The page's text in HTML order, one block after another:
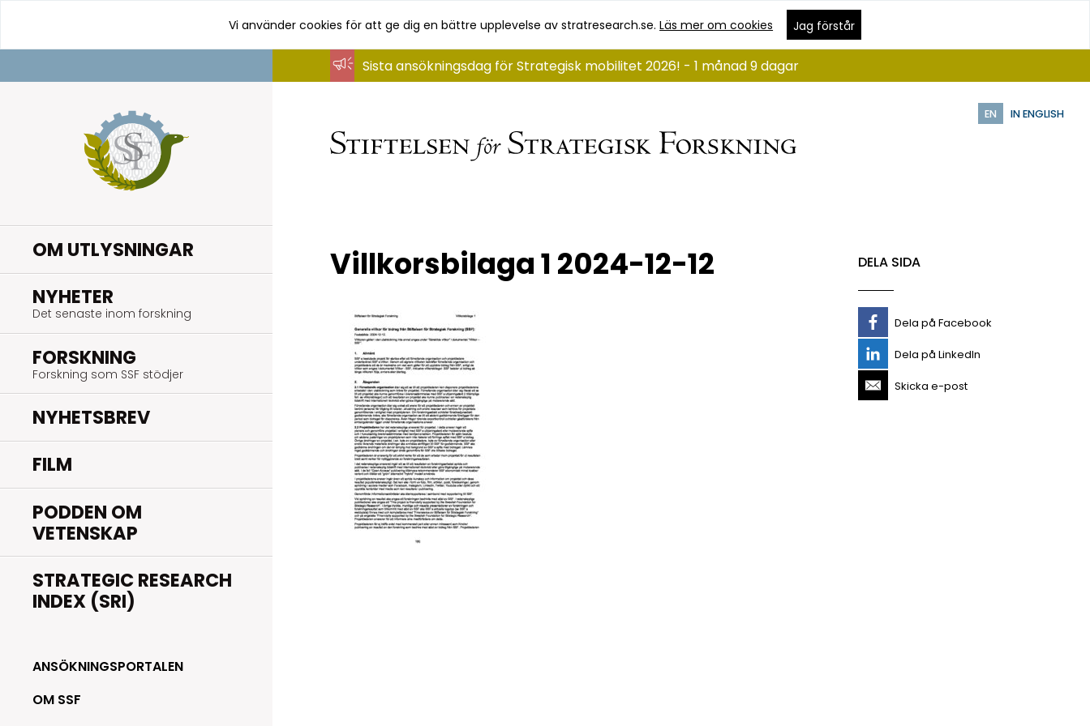
innehåll
Vi använder cookies för att ge dig en bättre upplevelse av stratresearch.se.Läs mer om cookies Jag förstår
EN IN ENGLISH
OM UTLYSNINGAR
NYHETER
Det senaste inom forskning
FORSKNING
Forskning som SSF stödjer
NYHETSBREV
FILM
PODDEN OM
VETENSKAP
STRATEGIC RESEARCH
INDEX (SRI)
ANSÖKNINGSPORTALEN
OM SSF
Sista ansökningsdag för Strategisk mobilitet 2026! - 1 månad 9 dagar
Villkorsbilaga 1 2024-12-12 DELA SIDA
Dela på Facebook
Dela på LinkedIn
Skicka e-post